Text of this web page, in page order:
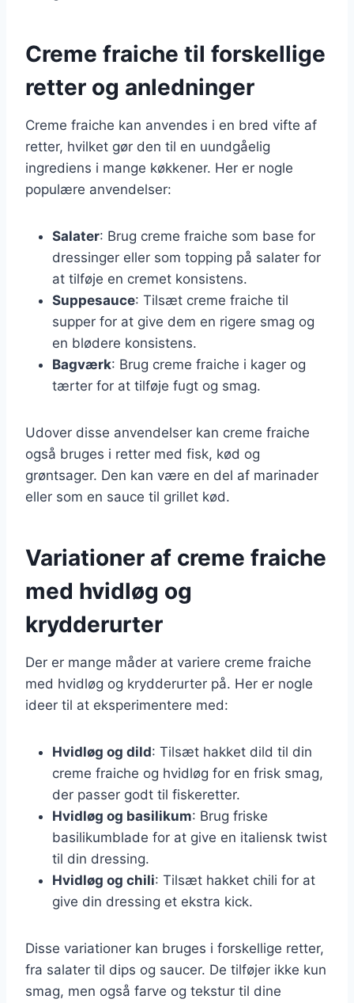
Creme fraiche til forskellige
retter og anledninger
Creme fraiche kan anvendes i en bred vifte af
retter, hvilket gør den til en uundgåelig
ingrediens i mange køkkener. Her er nogle
populære anvendelser:
Salater: Brug creme fraiche som base for
dressinger eller som topping på salater for
at tilføje en cremet konsistens.
Suppesauce: Tilsæt creme fraiche til
supper for at give dem en rigere smag og
en blødere konsistens.
Bagværk: Brug creme fraiche i kager og
tærter for at tilføje fugt og smag.
Udover disse anvendelser kan creme fraiche
også bruges i retter med fisk, kød og
grøntsager. Den kan være en del af marinader
eller som en sauce til grillet kød.
Variationer af creme fraiche
med hvidløg og
krydderurter
Der er mange måder at variere creme fraiche
med hvidløg og krydderurter på. Her er nogle
ideer til at eksperimentere med:
Hvidløg og dild: Tilsæt hakket dild til din
creme fraiche og hvidløg for en frisk smag,
der passer godt til fiskeretter.
Hvidløg og basilikum: Brug friske
basilikumblade for at give en italiensk twist
til din dressing.
Hvidløg og chili: Tilsæt hakket chili for at
give din dressing et ekstra kick.
Disse variationer kan bruges i forskellige retter,
fra salater til dips og saucer. De tilføjer ikke kun
smag, men også farve og tekstur til dine